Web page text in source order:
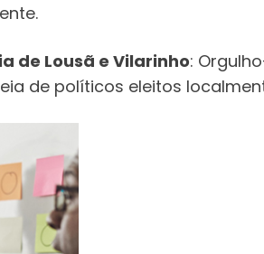
de Lousã e Vilarinho:
de políticos eleitos